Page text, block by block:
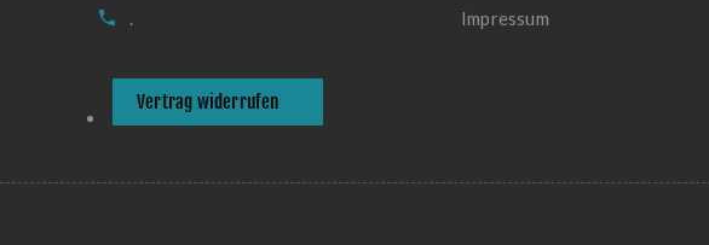
.
Impressum
Vertrag widerrufen